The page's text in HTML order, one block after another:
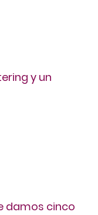
y un
damos cinco